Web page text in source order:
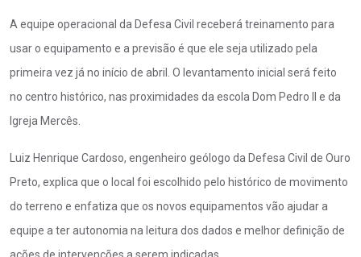
A equipe operacional da Defesa Civil receberá treinamento para
usar o equipamento e a previsão é que ele seja utilizado pela
primeira vez já no início de abril. O levantamento inicial será feito
no centro histórico, nas proximidades da escola Dom Pedro II e da
Igreja Mercês.
Luiz Henrique Cardoso, engenheiro geólogo da Defesa Civil de Ouro
Preto, explica que o local foi escolhido pelo histórico de movimento
do terreno e enfatiza que os novos equipamentos vão ajudar a
equipe a ter autonomia na leitura dos dados e melhor definição de